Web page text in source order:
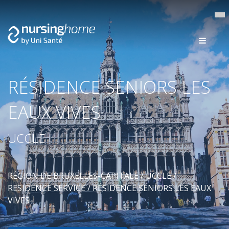
RÉSIDENCE SENIORS LES
EAUX VIVES
UCCLE
RÉGION DE BRUXELLES-CAPITALE/UCCLE/
RESIDENCE SERVICE/ RÉSIDENCE SENIORS LES EAUX
VIVES